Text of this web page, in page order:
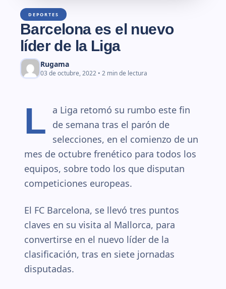
DEPORTES
Barcelona es el nuevo
líder de la Liga
Rugama
03 de octubre, 2022 • 2 min de lectura
L
a Liga retomó su rumbo este fin
de semana tras el parón de
selecciones, en el comienzo de un
mes de octubre frenético para todos los
equipos, sobre todo los que disputan
competiciones europeas.
El FC Barcelona, se llevó tres puntos
claves en su visita al Mallorca, para
convertirse en el nuevo líder de la
clasificación, tras en siete jornadas
disputadas.